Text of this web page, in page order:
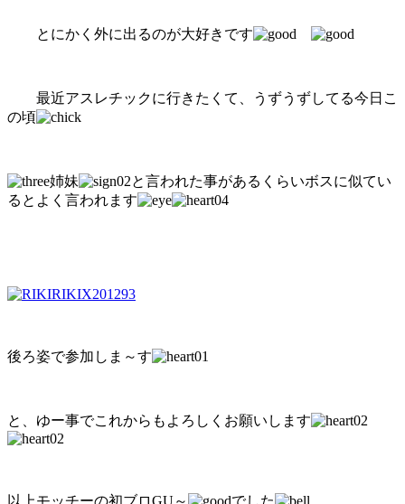
とにかく外に出るのが大好きです
最近アスレチックに行きたくて、うずうずしてる今日こ
の頃
姉妹
と言われた事があるくらいボスに似てい
るとよく言われます
後ろ姿で参加しま～す
と、ゆー事でこれからもよろしくお願いします
以上モッチーの初ブロGU～ でした